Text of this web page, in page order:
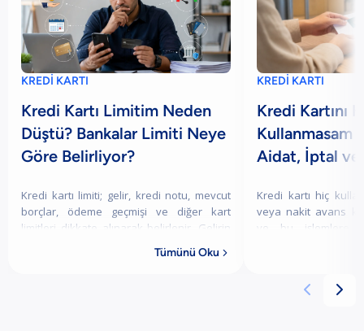
KREDİ KARTI
Kredi Kartı Limitim Neden
Düştü? Bankalar Limiti Neye
Göre Belirliyor?
Kredi kartı limiti; gelir, kredi notu, mevcut
borçlar, ödeme geçmişi ve diğer kart
limitleri dikkate alınarak belirlenir. Gelirin
ödemelerin gecikmesi limitin düşmesin
Tümünü Oku 
KREDİ KARTI
Kredi Kartını
Kullanmasam
Aidat, İptal ve
Kredi kartı hiç
veya nakit avans
ve bu işlemlere
 